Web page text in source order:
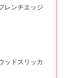
レンチエッジ
ッドスリッカ